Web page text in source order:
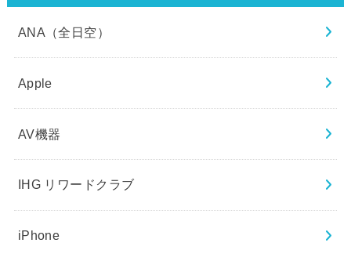
ANA（全日空）
Apple
AV機器
IHG リワードクラブ
iPhone